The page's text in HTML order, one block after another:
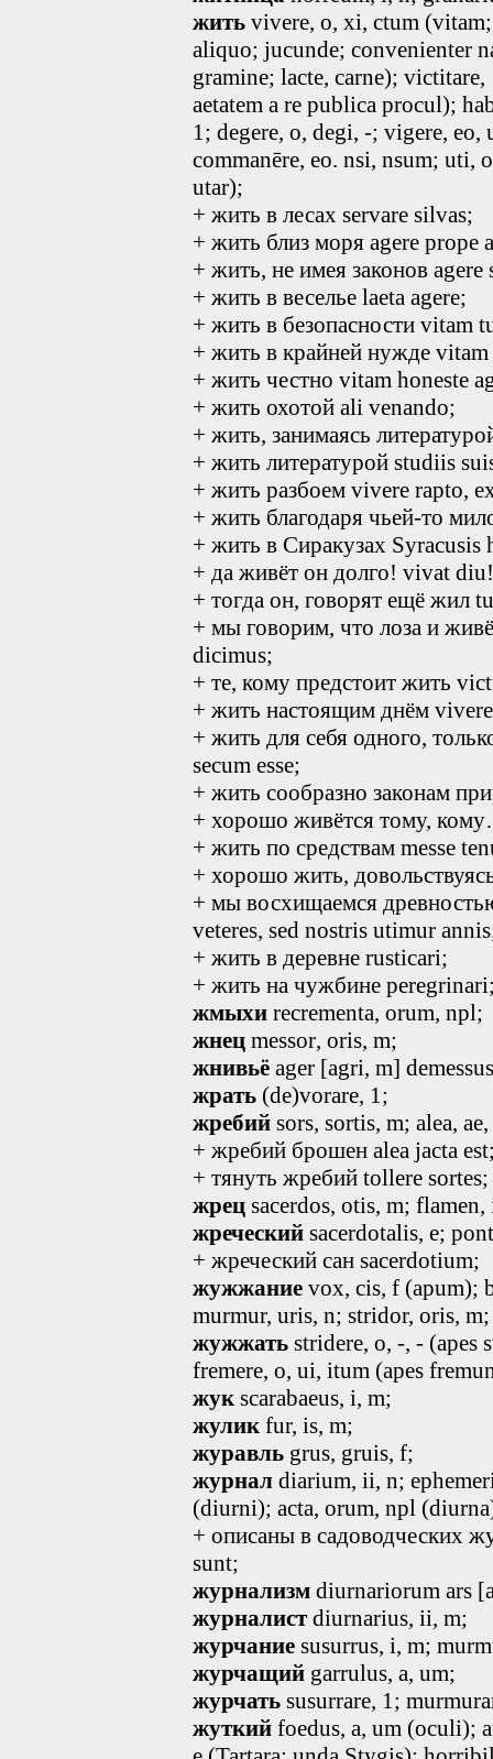
жить vivere, o, xi, ctum
aliquo; jucunde; convenienter
gramine; lacte, carne);
aetatem a re publica procul);
1; degere, o, degi, -; vigere,
commanēre, eo. nsi, nsum; uti,
utar);
+ жить в лесах servare silvas;
+ жить близ моря agere prope
+ жить, не имея законов
+ жить в веселье laeta agere;
+ жить в безопасности vitam
+ жить в крайней нужде
+ жить честно vitam honeste
+ жить охотой ali venando;
+ жить, занимаясь
+ жить литературой studiis
+ жить разбоем vivere rapto,
+ жить благодаря чьей-то
+ жить в Сиракузах Syracusis
+ да живёт он долго! vivat diu!
+ тогда он, говорят ещё жил
+ мы говорим, что лоза и
dicimus;
+ те, кому предстоит жить
+ жить настоящим днём
+ жить для себя одного,
secum esse;
+ жить сообразно законам
+ хорошо живётся тому,
+ жить по средствам messe
+ хорошо жить,
+ мы восхищаемся
veteres, sed nostris utimur
+ жить в деревне rusticari;
+ жить на чужбине
жмыхи recrementa, orum, npl;
жнец messor, oris, m;
жнивьё ager [agri, m]
жрать (de)vorare, 1;
жребий sors, sortis, m; alea,
+ жребий брошен alea jacta
+ тянуть жребий tollere sortes;
жрец sacerdos, otis, m;
жреческий sacerdotalis, e;
+ жреческий сан sacerdotium;
жужжание vox, cis, f (apum);
murmur, uris, n; stridor, oris, m;
жужжать stridere, o, -, -
fremere, o, ui, itum (apes
жук scarabaeus, i, m;
жулик fur, is, m;
журавль grus, gruis, f;
журнал diarium, ii, n;
(diurni); acta, orum, npl
+ описаны в садоводческих
sunt;
журнализм diurnariorum ars
журналист diurnarius, ii, m;
журчание susurrus, i, m;
журчащий garrulus, a, um;
журчать susurrare, 1;
жуткий foedus, a, um (oculi);